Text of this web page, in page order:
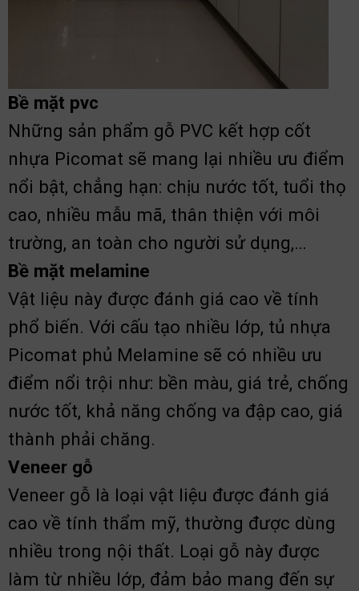
Bề mặt pvc
Những sản phẩm gỗ PVC kết hợp cốt
nhựa Picomat sẽ mang lại nhiều ưu điểm
nổi bật, chẳng hạn: chịu nước tốt, tuổi thọ
cao, nhiều mẫu mã, thân thiện với môi
trường, an toàn cho người sử dụng,…
Bề mặt melamine
Vật liệu này được đánh giá cao về tính
phổ biến. Với cấu tạo nhiều lớp, tủ nhựa
Picomat phủ Melamine sẽ có nhiều ưu
điểm nổi trội như: bền màu, giá trẻ, chống
nước tốt, khả năng chống va đập cao, giá
thành phải chăng.
Veneer gỗ
Veneer gỗ là loại vật liệu được đánh giá
cao về tính thẩm mỹ, thường được dùng
nhiều trong nội thất. Loại gỗ này được
làm từ nhiều lớp, đảm bảo mang đến sự